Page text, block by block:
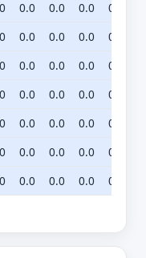
0.0 0.0 0.0 0.0
0.0 0.0 0.0 0.0
0.0 0.0 0.0 0.0
0.0 0.0 0.0 0.0
0.0 0.0 0.0 0.0
0.0 0.0 0.0 0.0
0.0 0.0 0.0 0.0
poslati i anonimno.